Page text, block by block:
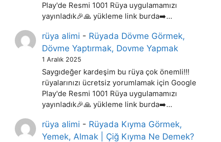
Play'de Resmi 1001 Rüya uygulamamızı
yayınladık🎉🙏 yükleme link burda➡️…
rüya alimi - Rüyada Dövme Görmek,
Dövme Yaptırmak, Dovme Yapmak
1 Aralık 2025
Saygıdeğer kardeşim bu rüya çok önemli!!!
rüyalarınızı ücretsiz yorumlamak için Google
Play'de Resmi 1001 Rüya uygulamamızı
yayınladık🎉🙏 yükleme link burda➡️…
rüya alimi - Rüyada Kıyma Görmek,
Yemek, Almak | Çiğ Kıyma Ne Demek?